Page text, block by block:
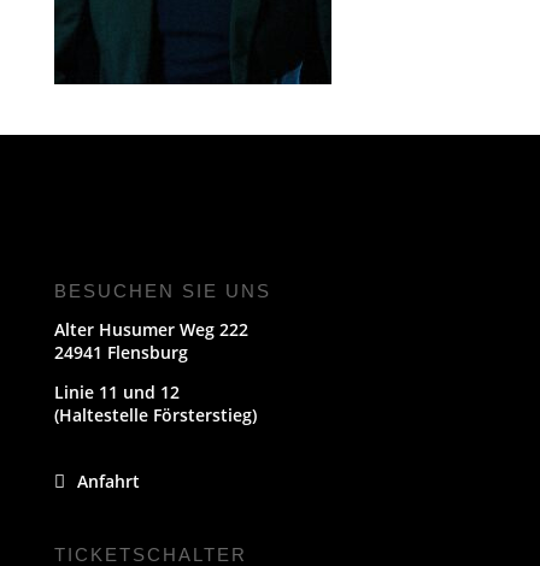
BESUCHEN SIE UNS
Alter Husumer Weg 222
24941 Flensburg
Linie 11 und 12
(Haltestelle Försterstieg)
Anfahrt
TICKETSCHALTER